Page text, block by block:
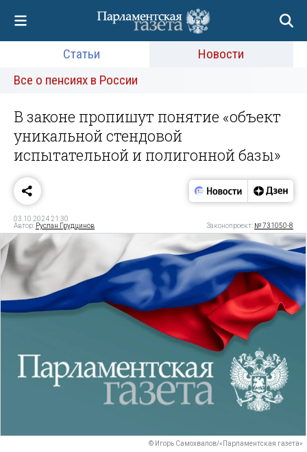
Статьи
Новости
Все о пенсиях в России
В законе пропишут понятие «объект
уникальной стендовой
испытательной и полигонной базы»
03.10.2024 21:30
Автор: Руслан Грудцинов Законопроект: № 731050-8
© Игорь Самохвалов/«Парламентская газета»